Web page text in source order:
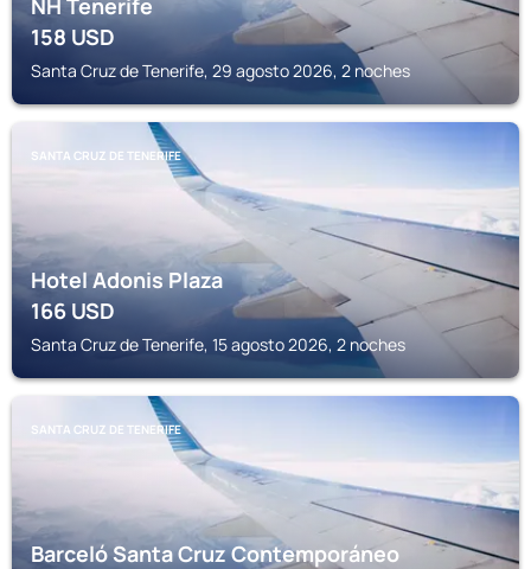
NH Tenerife
158USD
Santa Cruz de Tenerife, 29 agosto 2026, 2 noches
SANTA CRUZ DE TENERIFE
Hotel Adonis Plaza
166USD
Santa Cruz de Tenerife, 15 agosto 2026, 2 noches
SANTA CRUZ DE TENERIFE
Barceló Santa Cruz Contemporáneo